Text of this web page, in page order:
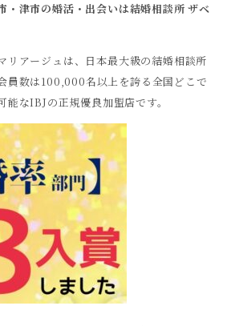
・津市の婚活・出会いは結婚相談所 ザベ
リアージュは、日本最大級の結婚相談所
員数は100,000名以上を誇る全国どこで
能なIBJの正規優良加盟店です。